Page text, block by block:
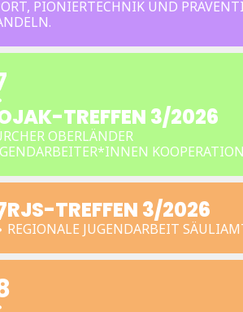
PIONIERTECHNIK UND
TREFFEN 3/2026
OBERLÄNDER
RJS-TREFFEN 3/2026
REGIONALE JUGENDARBEIT